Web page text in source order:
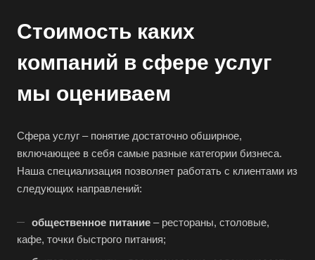
Стоимость каких
компаний в сфере услуг
мы оцениваем
Сфера услуг – понятие достаточно обширное,
включающее в себя самые разные категории бизнеса.
Наша специализация позволяет работать с клиентами из
следующих направлений:
общественное питание – рестораны, столовые,
кафе, точки быстрого питания;